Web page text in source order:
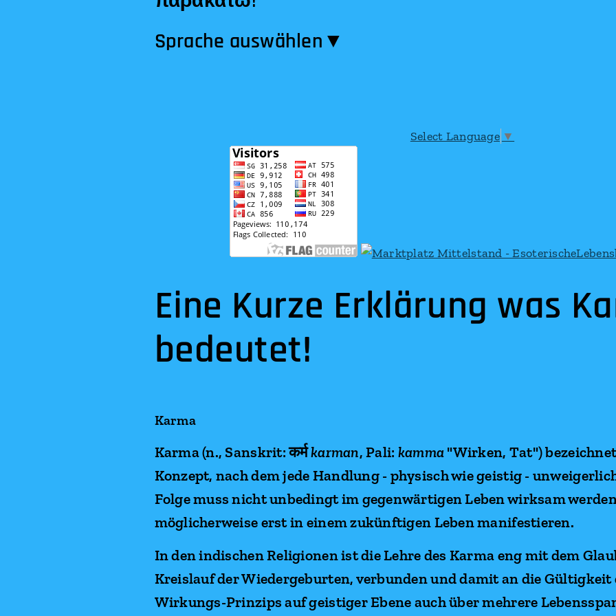
Sprache auswählen​▼
Select Language ▼
Eine Kurze Erklärung was
bedeutet!
Karma
Karma (n., Sanskrit: कर्मkarman, Pali: kamma"Wirken, Tat")
Konzept, nach dem jede Handlung - physisch wie geistig -
Folge muss nicht unbedingt im gegenwärtigen Leben wirksam
möglicherweise erst in einem zukünftigen Leben manifestieren.
In den indischen Religionen ist die Lehre des Karma eng mit dem
Kreislauf der Wiedergeburten, verbunden und damit an die Gültigkeit
Wirkungs-Prinzips auf geistiger Ebene auch über mehrere